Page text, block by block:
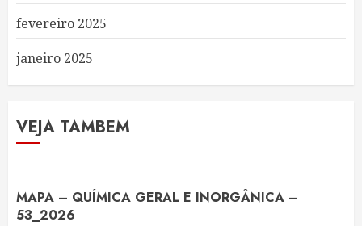
fevereiro 2025
janeiro 2025
VEJA TAMBEM
MAPA – QUÍMICA GERAL E INORGÂNICA –
53_2026